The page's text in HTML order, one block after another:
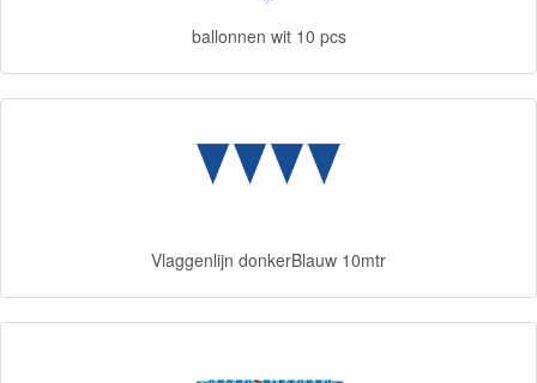
Blaze
Ben
ballonnen wit 10 pcs
Vlaggenlijn donkerBlauw 10mtr